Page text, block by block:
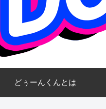
どぅーんくんとは